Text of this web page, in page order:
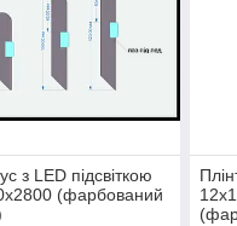
з LED підсвіткою
(фарбований